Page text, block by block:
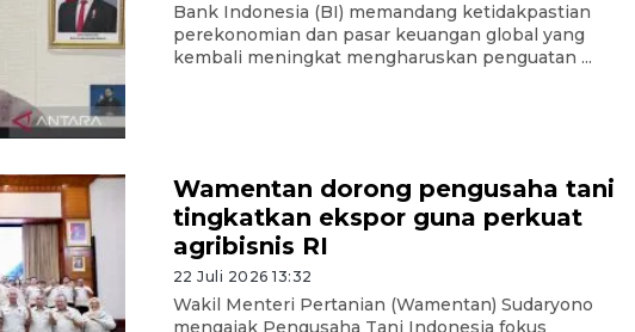
Bank Indonesia (BI) memandang ketidakpastian
perekonomian dan pasar keuangan global yang
kembali meningkat mengharuskan penguatan ...
Wamentan dorong pengusaha tani
tingkatkan ekspor guna perkuat
agribisnis RI
22 Juli 2026 13:32
Wakil Menteri Pertanian (Wamentan) Sudaryono